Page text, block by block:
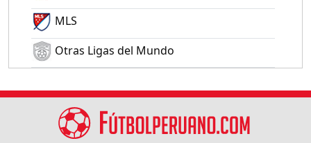
MLS
Otras Ligas del Mundo